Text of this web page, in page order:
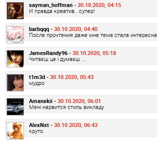
sayman_hoffman - 30.10.2020, 04:15
И правда креатив...супер!
barbqqq - 30.10.2020, 04:40
После прочтения даже мне тема стала интересна.
JamesRandy96 - 30.10.2020, 05:18
Читаєш це і думаєш ...
t1m3d - 30.10.2020, 05:43
мудро
Amanskii - 30.10.2020, 06:01
Мені нарвится стиль викладу
AlexNst - 30.10.2020, 06:43
круто